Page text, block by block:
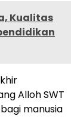
Kualitas
Alloh SWT
manusia